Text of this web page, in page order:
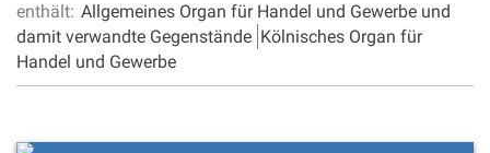
enthält: Allgemeines Organ für Handel und Gewerbe und
damit verwandte Gegenstände Kölnisches Organ für
Handel und Gewerbe